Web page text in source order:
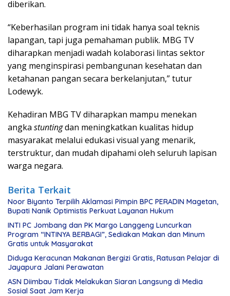
diberikan.
“Keberhasilan program ini tidak hanya soal teknis
lapangan, tapi juga pemahaman publik. MBG TV
diharapkan menjadi wadah kolaborasi lintas sektor
yang menginspirasi pembangunan kesehatan dan
ketahanan pangan secara berkelanjutan,” tutur
Lodewyk.
Kehadiran MBG TV diharapkan mampu menekan
angka stuntingdan meningkatkan kualitas hidup
masyarakat melalui edukasi visual yang menarik,
terstruktur, dan mudah dipahami oleh seluruh lapisan
warga negara.
Berita Terkait
Noor Biyanto Terpilih Aklamasi Pimpin BPC PERADIN Magetan,
Bupati Nanik Optimistis Perkuat Layanan Hukum
INTI PC Jombang dan PK Margo Langgeng Luncurkan
Program “INTINYA BERBAGI”, Sediakan Makan dan Minum
Gratis untuk Masyarakat
Diduga Keracunan Makanan Bergizi Gratis, Ratusan Pelajar di
Jayapura Jalani Perawatan
ASN Diimbau Tidak Melakukan Siaran Langsung di Media
Sosial Saat Jam Kerja